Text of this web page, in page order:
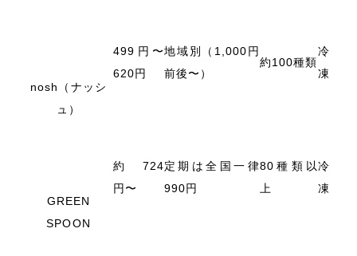
nosh（ナッシ
ュ）
499円〜
620円
地域別（1,000円
前後〜）
約100種類
冷
凍
GREEN
SPOON
約724
円〜
定期は全国一律
990円
80種類以
上
冷
凍